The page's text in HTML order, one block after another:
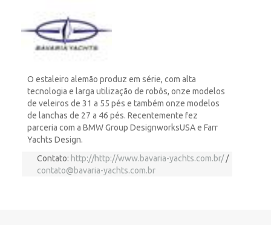
O estaleiro alemão produz em série, com alta
tecnologia e larga utilização de robôs, onze modelos
de veleiros de 31 a 55 pés e também onze modelos
de lanchas de 27 a 46 pés. Recentemente fez
parceria com a BMW Group DesignworksUSA e Farr
Yachts Design.
Contato: http://http://www.bavaria-yachts.com.br//
contato@bavaria-yachts.com.br